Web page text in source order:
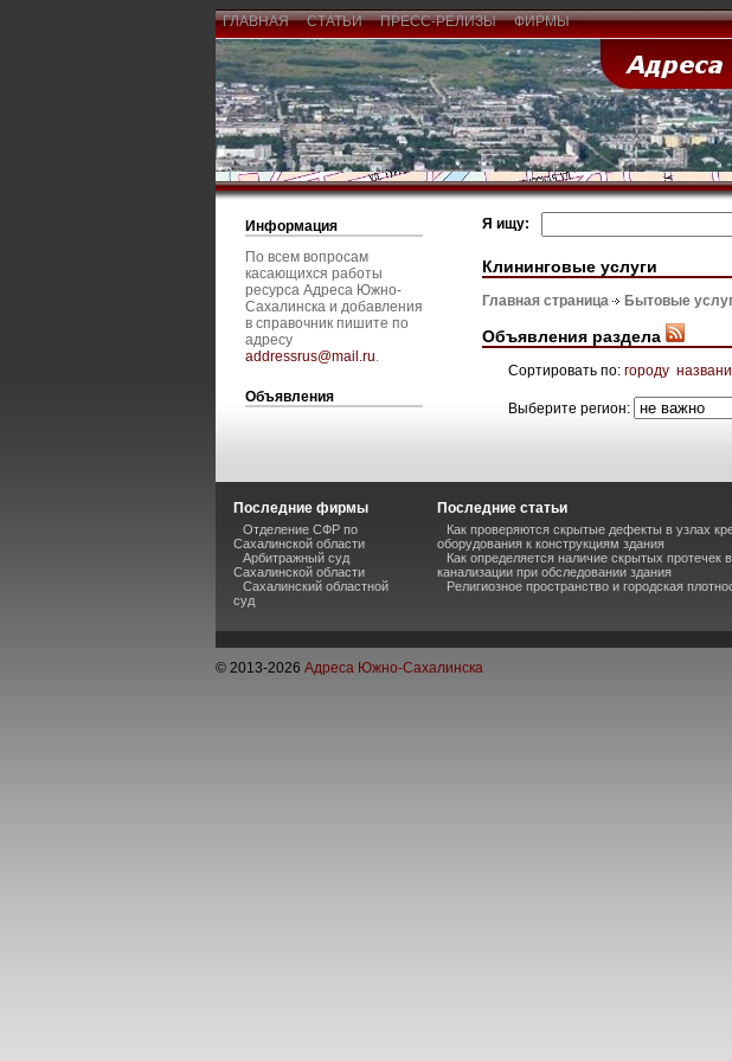
ГЛАВНАЯ СТАТЬИ ПРЕСС-РЕЛИЗЫ ФИРМЫ
Информация
По всем вопросам
касающихся работы
ресурса Адреса Южно-
Сахалинска и добавления
в справочник пишите по
адресу
addressrus@mail.ru.
Объявления
Я ищу:
Клининговые услуги
Главная страница Бытовые
Объявления раздела
Сортировать по: городу
Выберите регион:
Последние фирмы
Отделение СФР по
Сахалинской области
Арбитражный суд
Сахалинской области
Сахалинский областной
суд
Последние статьи
Как проверяются скрытые дефекты в узлах
оборудования к конструкциям здания
Как определяется наличие скрытых протечек
канализации при обследовании здания
Религиозное пространство и городская
© 2013-2026 Адреса Южно-Сахалинска